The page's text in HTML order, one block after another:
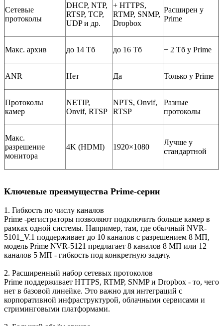
Сетевые
протоколы
DHCP, NTP,
RTSP, TCP,
UDP и др.
+ HTTPS,
RTMP, SNMP,
Dropbox
Расширен у
Prime
Макс. архив до 14 Тб до 16 Тб + 2 Тб у Prime
ANR Нет Да Только у Prime
Протоколы
камер
NETIP,
Onvif, RTSP
NPTS, Onvif,
RTSP
Разные
протоколы
Макс.
разрешение
монитора
4K (HDMI) 1920×1080
Лучше у
стандартной
Ключевые преимущества Prime-серии
1. Гибкость по числу каналов
Prime -регистраторы позволяют подключить больше камер в
рамках одной системы. Например, там, где обычный NVR-
5101_V.1 поддерживает до 10 каналов с разрешением 8 МП,
модель Prime NVR-5121 предлагает 8 каналов 8 МП или 12
каналов 5 МП - гибкость под конкретную задачу.
2. Расширенный набор сетевых протоколов
Prime поддерживает HTTPS, RTMP, SNMP и Dropbox - то, чего
нет в базовой линейке. Это важно для интеграций с
корпоративной инфраструктурой, облачными сервисами и
стриминговыми платформами.